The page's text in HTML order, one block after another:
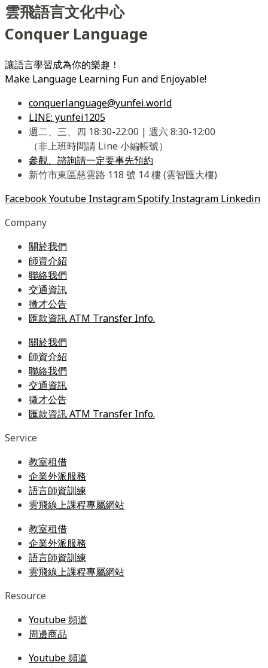
雲飛語言文化中心
Conquer Language
讓語言學習成為你的樂趣！
Make Language Learning Fun and Enjoyable!
conquerlanguage@yunfei.world
LINE: yunfei1205
週二、三、四 18:30-22:00 | 週六 8:30-12:00
（非上班時間請 Line 小編帳號）
參觀、諮詢請一定要事先預約
新竹市東區慈雲路 118 號 14 樓 (雲智匯大樓)
FacebookYoutube InstagramSpotify Instagram Linkedin
Company
關於我們
師資介紹
聯絡我們
交通資訊
徵才公告
匯款資訊 ATM Transfer Info.
關於我們
師資介紹
聯絡我們
交通資訊
徵才公告
匯款資訊 ATM Transfer Info.
Service
教室租借
企業外派服務
語言師資訓練
雲飛線上課程專屬網站
教室租借
企業外派服務
語言師資訓練
雲飛線上課程專屬網站
Resource
Youtube 頻道
周邊商品
Youtube 頻道